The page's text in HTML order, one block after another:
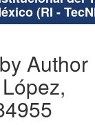
(RI -
Author